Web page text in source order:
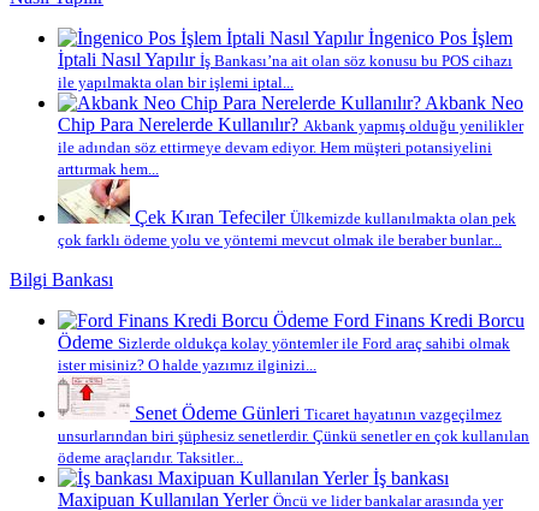
İngenico Pos İşlem
İptali Nasıl Yapılır İş Bankası’na ait olan söz konusu bu POS cihazı
ile yapılmakta olan bir işlemi iptal...
Akbank Neo
Chip Para Nerelerde Kullanılır? Akbank yapmış olduğu yenilikler
ile adından söz ettirmeye devam ediyor. Hem müşteri potansiyelini
arttırmak hem...
Çek Kıran Tefeciler Ülkemizde kullanılmakta olan pek
çok farklı ödeme yolu ve yöntemi mevcut olmak ile beraber bunlar...
Bilgi Bankası
Ford Finans Kredi Borcu
Ödeme Sizlerde oldukça kolay yöntemler ile Ford araç sahibi olmak
ister misiniz? O halde yazımız ilginizi...
Senet Ödeme Günleri Ticaret hayatının vazgeçilmez
unsurlarından biri şüphesiz senetlerdir. Çünkü senetler en çok kullanılan
ödeme araçlarıdır. Taksitler...
İş bankası
Maxipuan Kullanılan Yerler Öncü ve lider bankalar arasında yer